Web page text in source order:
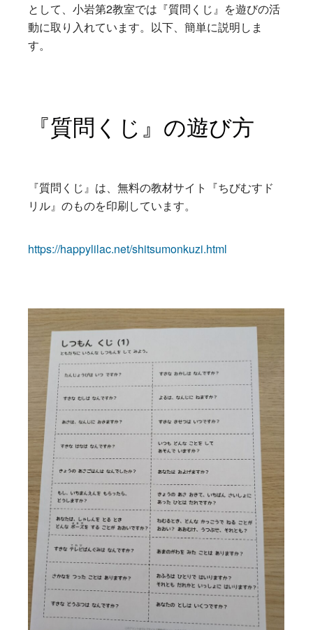
として、小岩第2教室では『質問くじ』を遊びの活
動に取り入れています。以下、簡単に説明しま
す。
『質問くじ』の遊び方
『質問くじ』は、無料の教材サイト『ちびむすド
リル』のものを印刷しています。
https://happylilac.net/shitsumonkuzi.html